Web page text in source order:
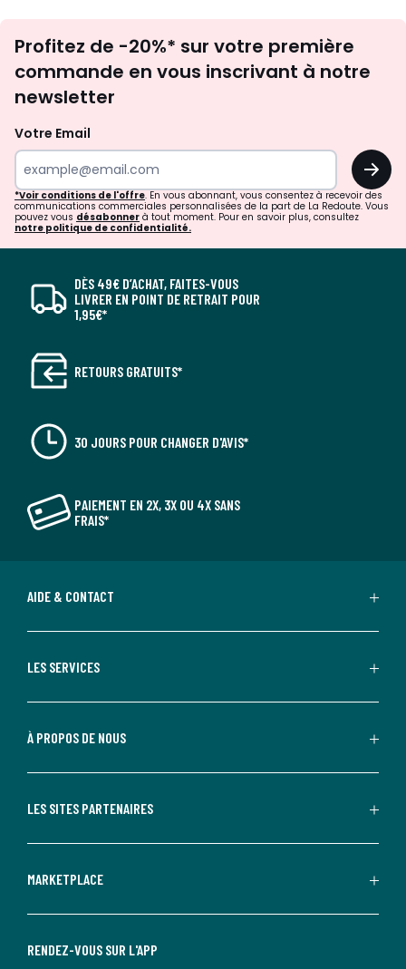
newsletter
Profitez de -20%* sur votre première
commande en vous inscrivant à notre
newsletter
Votre Email
OK
*Voir conditions de l'offre. En vous abonnant, vous consentez à recevoir des
communications commerciales personnalisées de la part de La Redoute. Vous
pouvez vous désabonner à tout moment. Pour en savoir plus, consultez
notre politique de confidentialité.
DÈS 49€ D’ACHAT, FAITES-VOUS
LIVRER EN POINT DE RETRAIT POUR
1,95€*
RETOURS GRATUITS*
30 JOURS POUR CHANGER D'AVIS*
PAIEMENT EN 2X, 3X OU 4X SANS
FRAIS*
AIDE & CONTACT
LES SERVICES
À PROPOS DE NOUS
LES SITES PARTENAIRES
MARKETPLACE
RENDEZ-VOUS SUR L'APP